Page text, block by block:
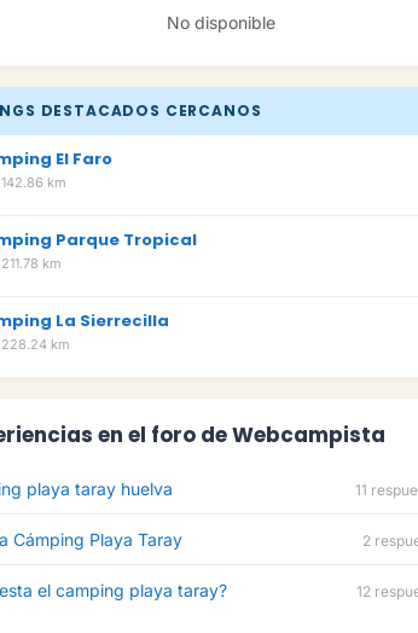
No disponible
DESTACADOS CERCANOS
El Faro
km
Parque Tropical
km
La Sierrecilla
km
en el foro de Webcampista
playa taray huelva 11
Cámping Playa Taray 2
el camping playa taray? 12